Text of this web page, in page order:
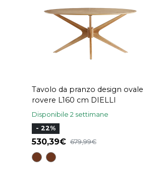
Tavolo da pranzo design ovale
rovere L160 cm DIELLI
Disponibile 2 settimane
- 22%
530,39 679,99